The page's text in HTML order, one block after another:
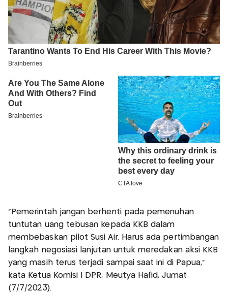
"Pemerintah jangan berhenti pada pemenuhan
tuntutan uang tebusan kepada KKB dalam
membebaskan pilot Susi Air. Harus ada pertimbangan
langkah negosiasi lanjutan untuk meredakan aksi KKB
yang masih terus terjadi sampai saat ini di Papua,”
kata Ketua Komisi I DPR, Meutya Hafid, Jumat
(7/7/2023).